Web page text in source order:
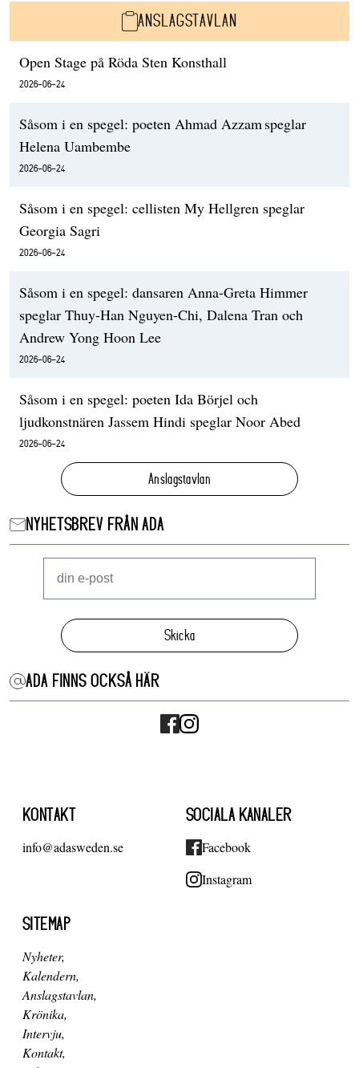
ANSLAGSTAVLAN
Open Stage på Röda Sten Konsthall
2026-06-24
Såsom i en spegel: poeten Ahmad Azzam speglar
Helena Uambembe
2026-06-24
Såsom i en spegel: cellisten My Hellgren speglar
Georgia Sagri
2026-06-24
Såsom i en spegel: dansaren Anna-Greta Himmer
speglar Thuy-Han Nguyen-Chi, Dalena Tran och
Andrew Yong Hoon Lee
2026-06-24
Såsom i en spegel: poeten Ida Börjel och
ljudkonstnären Jassem Hindi speglar Noor Abed
2026-06-24
Anslagstavlan
NYHETSBREV FRÅN ADA
Skicka
ADA FINNS OCKSÅ HÄR
KONTAKT
info@adasweden.se
SOCIALA KANALER
Facebook
Instagram
SITEMAP
Nyheter
Kalendern
Anslagstavlan
Krönika
Intervju
Kontakt